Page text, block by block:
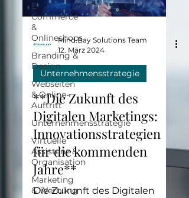
E-
Commerce
&
Onlineshops
Branding &
Design
Webseiten
& Online-
Auftritt
Unternehmensstrategie
Virtuelle
Assistenz &
Organisation
Marketing
& Werbung
Mind.Bay Solutions Team
12. März 2024
Unternehmensstrategie
**Die Zukunft des
Digitalen Marketings:
Innovationsstrategien
für die kommenden
Jahre**
Die Zukunft des Digitalen